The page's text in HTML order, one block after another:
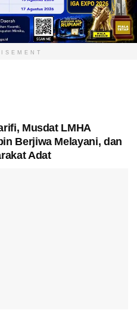
Musdat LMHA
Berjiwa Melayani, dan
Adat